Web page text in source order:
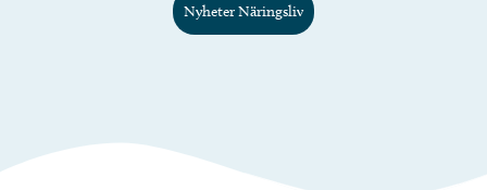
Nyheter Näringsliv